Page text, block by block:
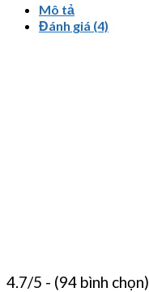
Mô tả
Đánh giá (4)
4.7/5 - (94 bình chọn)